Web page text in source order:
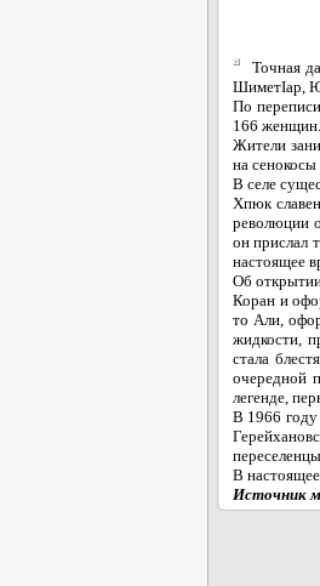
Точная
ШиметIар,
По
166 женщин.
Жители
на
В селе
Хпюк
революции
он прислал
настоящее
Об
Коран и
то Али,
жидкости,
стала
очередной
легенде,
В 1966 году
В настоящее
Источник